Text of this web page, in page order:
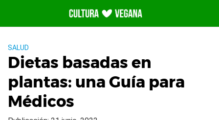
contenido
SALUD
Dietas basadas en
plantas: una Guía para
Médicos